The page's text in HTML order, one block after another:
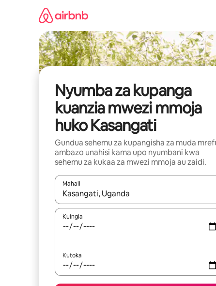
Nyumba za kupanga
kuanzia mwezi mmoja
huko Kasangati
Gundua sehemu za kupangisha za muda
ambazo unahisi kama upo nyumbani kwa
sehemu za kukaa za mwezi mmoja au zaidi.
Mahali
Wakati matokeo yanapatikana, vinjari kwa
Kuingia
Kutoka